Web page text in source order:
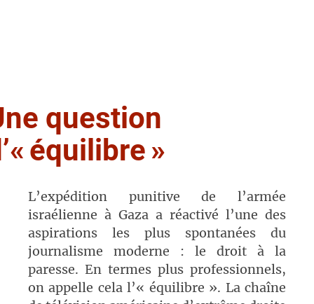
question
équilibre »
L’expédition punitive de l’armée
israélienne à Gaza a réactivé l’une des
aspirations les plus spontanées du
journalisme moderne : le droit à la
paresse. En termes plus professionnels,
on appelle cela l’« équilibre ». La chaîne